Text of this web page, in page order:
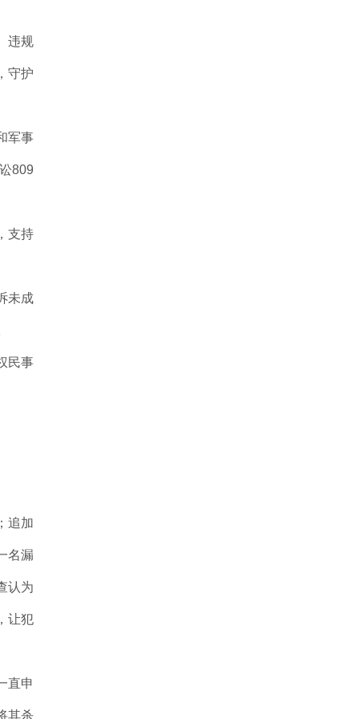
违规
守护
军事
809
支持
未成
民事
追加
名漏
认为
让犯
直申
其杀